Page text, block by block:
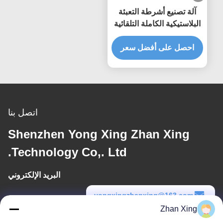
آلة تصنيع أشرطة التعبئة
البلاستيكية الكاملة التلقائية
احصل على أفضل سعر
اتصل بنا
Shenzhen Yong Xing Zhan Xing
Technology Co,. Ltd.
البريد الإلكتروني
yongxingzhanxing@163.com
Zhan Xing